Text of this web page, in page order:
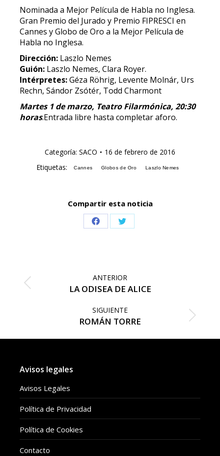
Nominada a Mejor Película de Habla no Inglesa.
Gran Premio del Jurado y Premio FIPRESCI en
Cannes y Globo de Oro a la Mejor Película de
Habla no Inglesa.
Dirección: Laszlo Nemes
Guión: Laszlo Nemes, Clara Royer.
Intérpretes:Géza Röhrig, Levente Molnár, Urs
Rechn, Sándor Zsótér, Todd Charmont
Martes 1 de marzo, Teatro Filarmónica, 20:30
horas.Entrada libre hasta completar aforo.
Categoría: SACO
16 de febrero de 2016
Etiquetas:
Cannes Globos de Oro Laszlo Nemes
Compartir esta noticia
Share Share
entre
publicaciones
ANTERIOR
Publicación
LA ODISEA DE ALICE
SIGUIENTE
Publicación
ROMÁN TORRE
Avisos legales
Avisos Legales
Política de Privacidad
Política de Cookies
Contacto